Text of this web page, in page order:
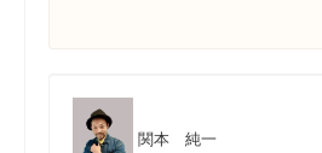
関本 純一